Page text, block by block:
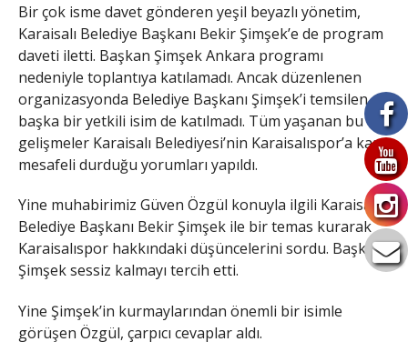
Bir çok isme davet gönderen yeşil beyazlı yönetim,
Karaisalı Belediye Başkanı Bekir Şimşek’e de program
daveti iletti. Başkan Şimşek Ankara programı
nedeniyle toplantıya katılamadı. Ancak düzenlenen
organizasyonda Belediye Başkanı Şimşek’i temsilen
başka bir yetkili isim de katılmadı. Tüm yaşanan bu
gelişmeler Karaisalı Belediyesi’nin Karaisalıspor’a karşı
mesafeli durduğu yorumları yapıldı.
Yine muhabirimiz Güven Özgül konuyla ilgili Karaisalı
Belediye Başkanı Bekir Şimşek ile bir temas kurarak
Karaisalıspor hakkındaki düşüncelerini sordu. Başkan
Şimşek sessiz kalmayı tercih etti.
Yine Şimşek’in kurmaylarından önemli bir isimle
görüşen Özgül, çarpıcı cevaplar aldı.